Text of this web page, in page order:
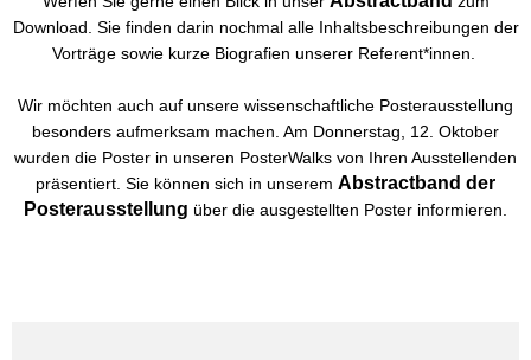
Download. Sie finden darin nochmal alle Inhaltsbeschreibungen der
Vorträge sowie kurze Biografien unserer Referent*innen.
Wir möchten auch auf unsere wissenschaftliche Posterausstellung
besonders aufmerksam machen. Am Donnerstag, 12. Oktober
wurden die Poster in unseren PosterWalks von Ihren Ausstellenden
präsentiert. Sie können sich in unserem Abstractband der
Posterausstellung über die ausgestellten Poster informieren.